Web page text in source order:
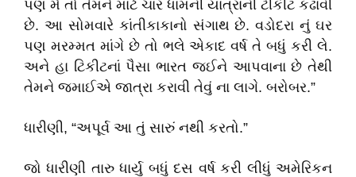
પણ મેં તો તેમને માટે ચાર ધામની યાત્રાની ટીકીટ કઢાવી
છે. આ સોમવારે કાંતીકાકાનો સંગાથ છે. વડોદરા નું ઘર
પણ મરમ્મત માંગે છે તો ભલે એકાદ વર્ષ તે બધું કરી લે.
અને હા ટિકીટનાં પૈસા ભારત જઈને આપવાના છે તેથી
તેમને જમાઈએ જાત્રા કરાવી તેવું ના લાગે. બરોબર.”
ધારીણી, “અપૂર્વ આ તું સારું નથી કરતો.”
જો ધારીણી તારુ ધાર્યુ બધું દસ વર્ષ કરી લીધું અમેરિકન